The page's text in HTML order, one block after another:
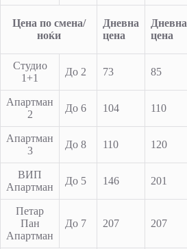
Цена по смена/
ноќи
Дневна
цена
Дневна
цена
Студио
1+1
До 2 73 85
Апартман
2
До 6 104 110
Апартман
3
До 8 110 120
ВИП
Апартман
До 5 146 201
Петар
Пан
Апартман
До 7 207 207